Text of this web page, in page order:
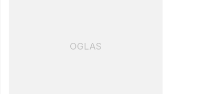
OGLAS